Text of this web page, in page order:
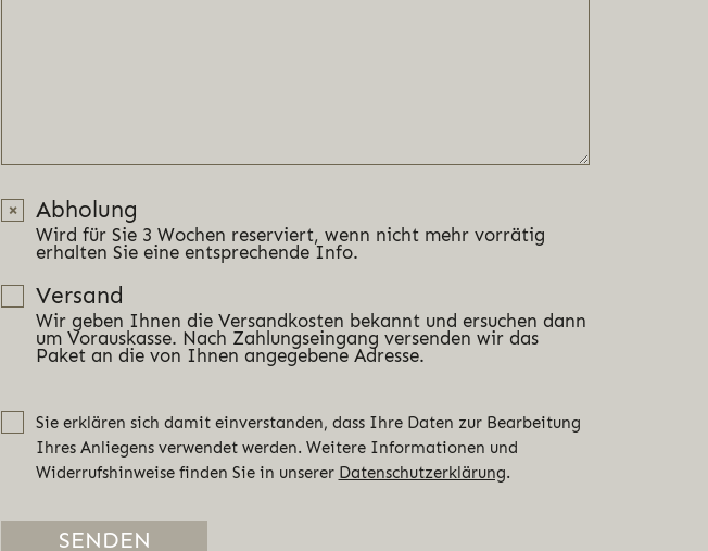
Abholung
Wird für Sie 3 Wochen reserviert, wenn nicht mehr vorrätig
erhalten Sie eine entsprechende Info.
Versand
Wir geben Ihnen die Versandkosten bekannt und ersuchen dann
um Vorauskasse. Nach Zahlungseingang versenden wir das
Paket an die von Ihnen angegebene Adresse.
Sie erklären sich damit einverstanden, dass Ihre Daten zur Bearbeitung
Ihres Anliegens verwendet werden. Weitere Informationen und
Widerrufshinweise finden Sie in unserer Datenschutzerklärung.